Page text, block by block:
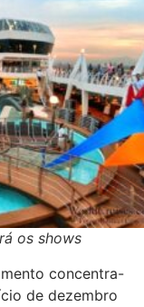
os shows
concentra-
de dezembro